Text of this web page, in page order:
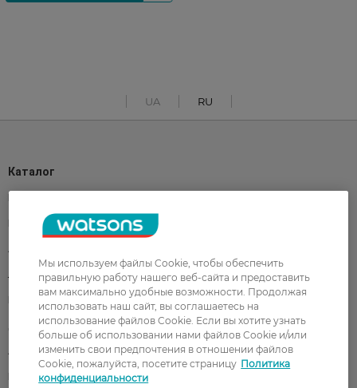
UA RU
Каталог
Парфюмерия
Акции
Лицо Тело
Волосы
Аксессуары Дерматокосметика
Бренды
Мы используем файлы Cookie, чтобы обеспечить
правильную работу нашего веб-сайта и предоставить
вам максимально удобные возможности. Продолжая
использовать наш сайт, вы соглашаетесь на
использование файлов Cookie. Если вы хотите узнать
больше об использовании нами файлов Cookie и/или
изменить свои предпочтения в отношении файлов
Cookie, пожалуйста, посетите страницу Политика
конфиденциальности